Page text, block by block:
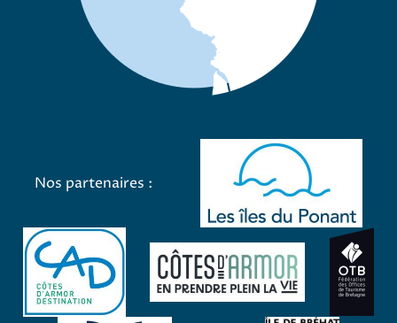
Nos partenaires :
CAD
Côtes-